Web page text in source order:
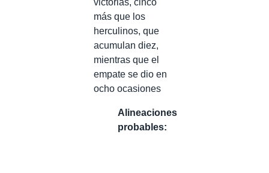
victorias, cinco
más que los
herculinos, que
acumulan diez,
mientras que el
empate se dio en
ocho ocasiones
Alineaciones
probables: